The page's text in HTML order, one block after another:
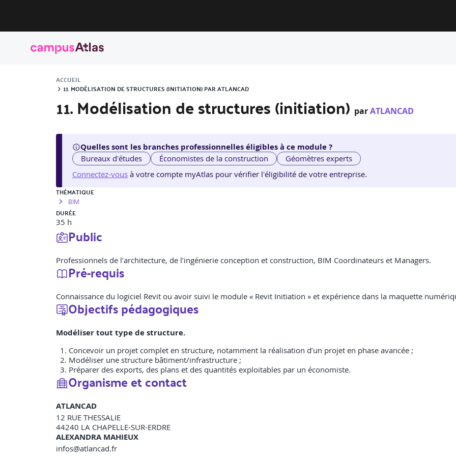
ACCUEIL
11. MODÉLISATION DE STRUCTURES (INITIATION) PAR ATLANCAD
11. Modélisation de structures (initiation) parATLANCAD
Quelles sont les branches professionnelles éligibles à ce module ?
Bureaux d'études Économistes de la construction
Géomètres experts
Connectez-vous à votre compte myAtlas pour vérifier l'éligibilité de votre entreprise.
THÉMATIQUE
BIM
DURÉE
35 h
Public
Professionnels de l’architecture, de l’ingénierie conception et construction, BIM Coordinateurs et Managers.
Pré-requis
Connaissance du logiciel Revit ou avoir suivi le module « Revit Initiation » et expérience dans la maquette
Objectifs pédagogiques
Modéliser tout type de structure.
Concevoir un projet complet en structure, notamment la réalisation d’un projet en phase avancée ;
Modéliser une structure bâtiment/infrastructure ;
Préparer des exports, des plans et des quantités exploitables par un économiste.
Organisme et contact
ATLANCAD
12 RUE THESSALIE
44240 LA CHAPELLE-SUR-ERDRE
ALEXANDRA MAHIEUX
infos@atlancad.fr